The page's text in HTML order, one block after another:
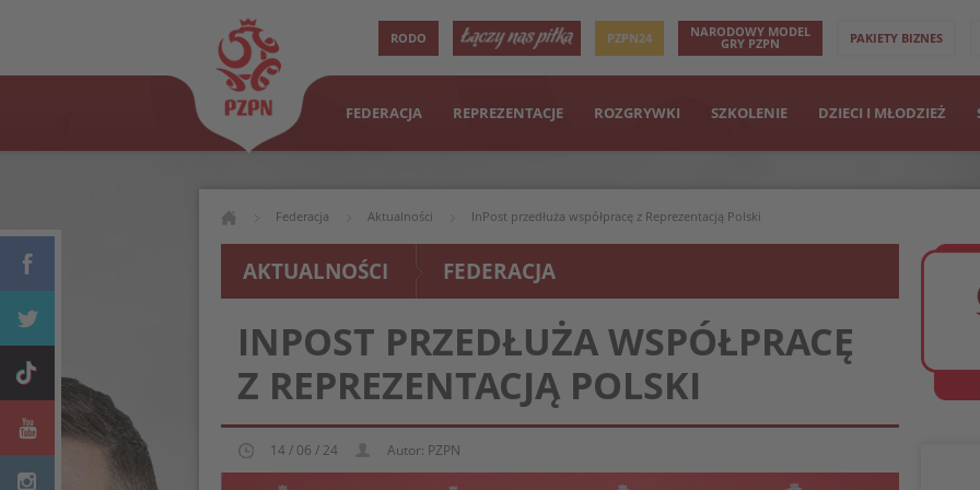
RODO PZPN24 NARODOWY MODEL
GRY PZPN PAKIETY BIZNES
FEDERACJA REPREZENTACJE ROZGRYWKI SZKOLENIE DZIECI I MŁODZIEŻ
Federacja Aktualności InPost przedłuża współpracę z Reprezentacją Polski
AKTUALNOŚCI FEDERACJA
INPOST PRZEDŁUŻA WSPÓŁPRACĘ
Z REPREZENTACJĄ POLSKI
14 / 06 / 24 Autor: PZPN